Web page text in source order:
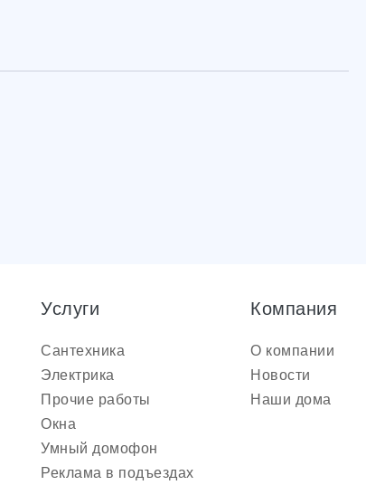
Услуги
Сантехника
Электрика
Прочие работы
Окна
Умный домофон
Реклама в подъездах
Компания
О компании
Новости
Наши дома